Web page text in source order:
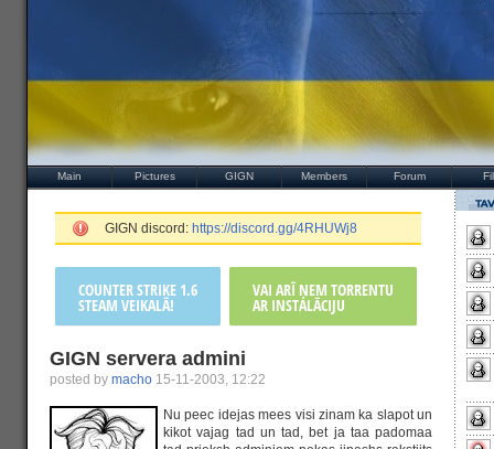
Main Pictures GIGN Members Forum
GIGN discord: https://discord.gg/4RHUWj8
COUNTER STRIKE 1.6
STEAM VEIKALĀ!
VAI ARĪ ŅEM TORRENTU
AR INSTALĀCIJU
GIGN servera admini
posted by macho 15-11-2003, 12:22
Nu peec idejas mees visi zinam ka slapot un
kikot vajag tad un tad, bet ja taa padomaa